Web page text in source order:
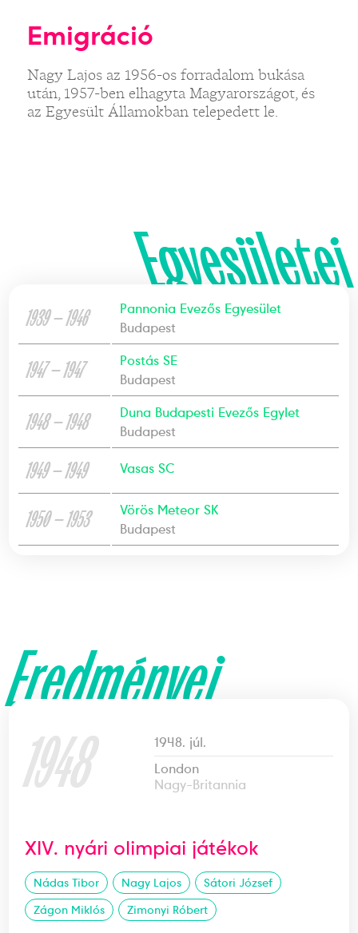
Emigráció
Nagy Lajos az 1956-os forradalom bukása
után, 1957-ben elhagyta Magyarországot, és
az Egyesült Államokban telepedett le.
Egyesületei
1939 — 1946
Pannonia Evezős Egyesület
Budapest
1947 — 1947
Postás SE
Budapest
1948 — 1948
Duna Budapesti Evezős Egylet
Budapest
1949 — 1949 Vasas SC
1950 — 1953
Vörös Meteor SK
Budapest
Eredményei
1948
1948. júl.
London
Nagy-Britannia
XIV. nyári olimpiai játékok
Nádas Tibor Nagy Lajos
Sátori József
Zágon Miklós
Zimonyi Róbert